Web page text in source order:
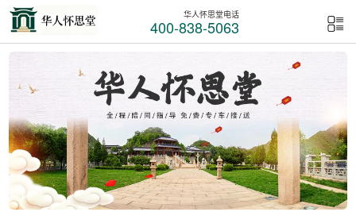
华人怀思堂电话
400-838-5063